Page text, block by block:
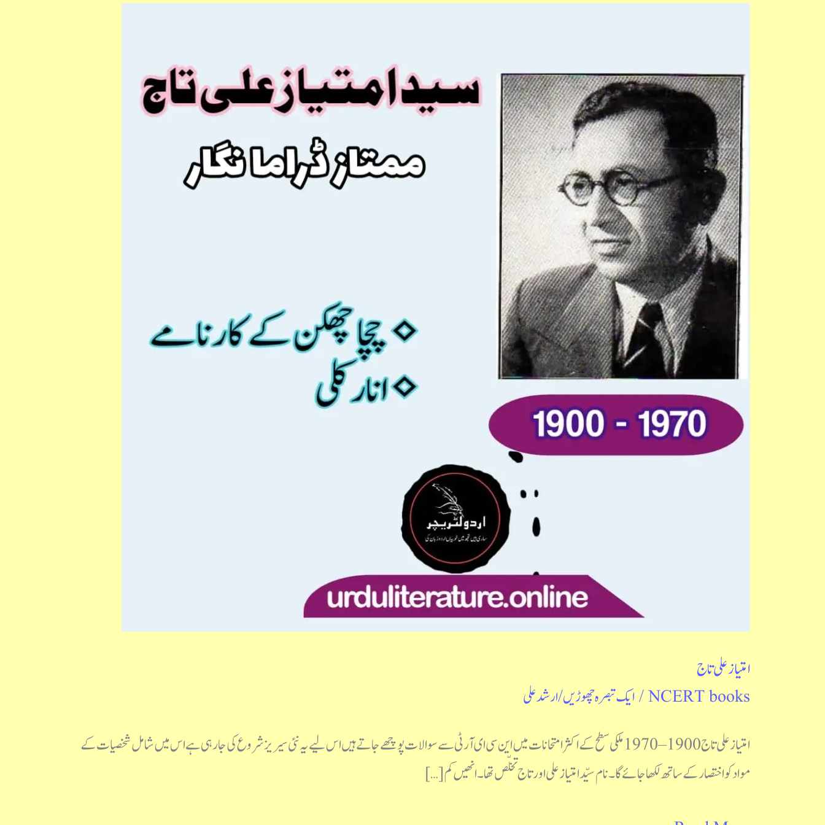
امتیاز علی تاج
NCERT books
/ایک تبصرہ چھوڑیں/ارشد علی
امتیاز علی تاج 1900 – 1970 ملکی سطح کے اکثر امتحانات میں این سی ای آر ٹی سے سوالات پوچھے جاتے ہیں اس لیے یہ نئی سیریز شروع کی جا رہی ہے اس میں شامل شخصیات کے
مواد کو اختصار کے ساتھ لکھا جائے گا۔ نام سیّد امتیاز علی اور تاج تخلّص تھا۔ انھیں کم […]
تاج